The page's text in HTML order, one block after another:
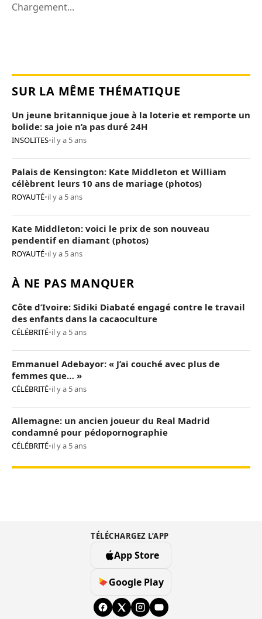
Chargement...
SUR LA MÊME THÉMATIQUE
Un jeune britannique joue à la loterie et remporte un
bolide: sa joie n’a pas duré 24H
INSOLITES•il y a 5 ans
Palais de Kensington: Kate Middleton et William
célèbrent leurs 10 ans de mariage (photos)
ROYAUTÉ•il y a 5 ans
Kate Middleton: voici le prix de son nouveau
pendentif en diamant (photos)
ROYAUTÉ•il y a 5 ans
À NE PAS MANQUER
Côte d’Ivoire: Sidiki Diabaté engagé contre le travail
des enfants dans la cacaoculture
CÉLÉBRITÉ•il y a 5 ans
Emmanuel Adebayor: « J’ai couché avec plus de
femmes que… »
CÉLÉBRITÉ•il y a 5 ans
Allemagne: un ancien joueur du Real Madrid
condamné pour pédopornographie
CÉLÉBRITÉ•il y a 5 ans
TÉLÉCHARGEZ L’APP
App Store
Google Play